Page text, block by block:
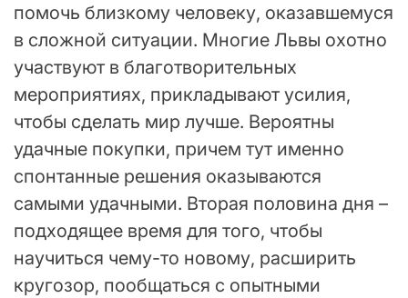
помочь близкому человеку, оказавшемуся
в сложной ситуации. Многие Львы охотно
участвуют в благотворительных
мероприятиях, прикладывают усилия,
чтобы сделать мир лучше. Вероятны
удачные покупки, причем тут именно
спонтанные решения оказываются
самыми удачными. Вторая половина дня –
подходящее время для того, чтобы
научиться чему-то новому, расширить
кругозор, пообщаться с опытными